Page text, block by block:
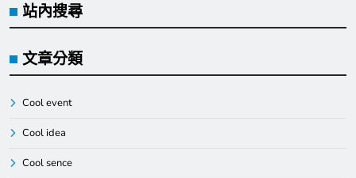
站內搜尋
文章分類
Cool event
Cool idea
Cool sence